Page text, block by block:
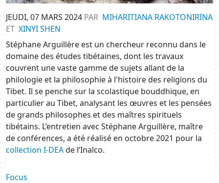
JEUDI, 07 MARS 2024 PAR MIHARITIANA RAKOTONIRINA
ET XINYI SHEN
Stéphane Arguillère est un chercheur reconnu dans le
domaine des études tibétaines, dont les travaux
couvrent une vaste gamme de sujets allant de la
philologie et la philosophie à l'histoire des religions du
Tibet. Il se penche sur la scolastique bouddhique, en
particulier au Tibet, analysant les œuvres et les pensées
de grands philosophes et des maîtres spirituels
tibétains. L’entretien avec Stéphane Arguillère, maître
de conférences, a été réalisé en octobre 2021 pour la
collection I-DEAde l’Inalco.
Focus